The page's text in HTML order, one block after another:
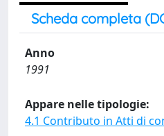
Scheda completa
Anno
1991
Appare nelle tipologie:
4.1 Contributo in Atti di